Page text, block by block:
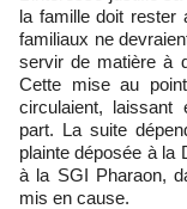
la famille doit rester
familiaux ne
servir de matière à
Cette mise au
circulaient, laissant
part. La suite
plainte déposée à la
à la SGI Pharaon,
mis en cause.